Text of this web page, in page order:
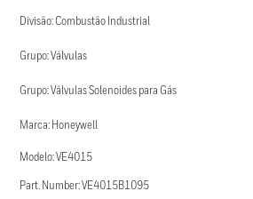
Divisão: Combustão Industrial
Grupo: Válvulas
Grupo: Válvulas Solenoides para Gás
Marca: Honeywell
Modelo: VE4015
Part. Number: VE4015B1095